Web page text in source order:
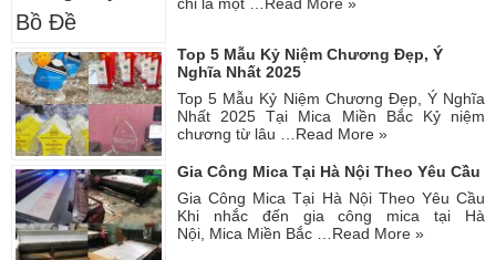
Top 5 Mẫu Kỷ Niệm Chương Đẹp, Ý
Nghĩa Nhất 2025
Top 5 Mẫu Kỷ Niệm Chương Đẹp, Ý Nghĩa
Nhất 2025 Tại Mica Miền Bắc Kỷ niệm
chương từ lâu … Read More »
Gia Công Mica Tại Hà Nội Theo Yêu Cầu
Gia Công Mica Tại Hà Nội Theo Yêu Cầu
Khi nhắc đến gia công mica tại Hà
Nội, Mica Miền Bắc …Read More »